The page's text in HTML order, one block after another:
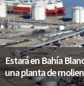
Estará en Bahía
una planta de